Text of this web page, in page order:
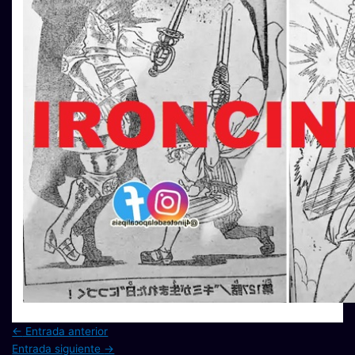
← Entrada anterior
Entrada siguiente →